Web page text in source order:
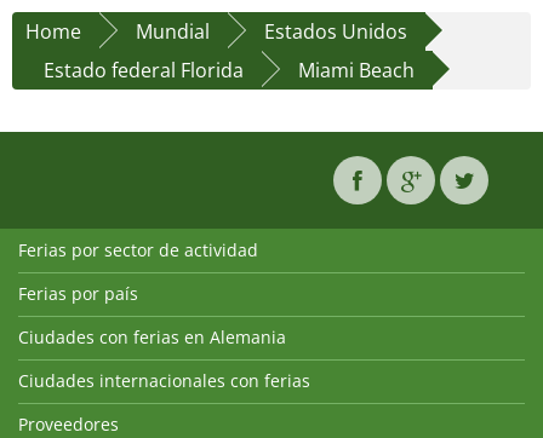
Home Mundial
Estados Unidos
Estado federal Florida
Miami Beach
Ferias por sector de actividad
Ferias por país
Ciudades con ferias en Alemania
Ciudades internacionales con ferias
Proveedores